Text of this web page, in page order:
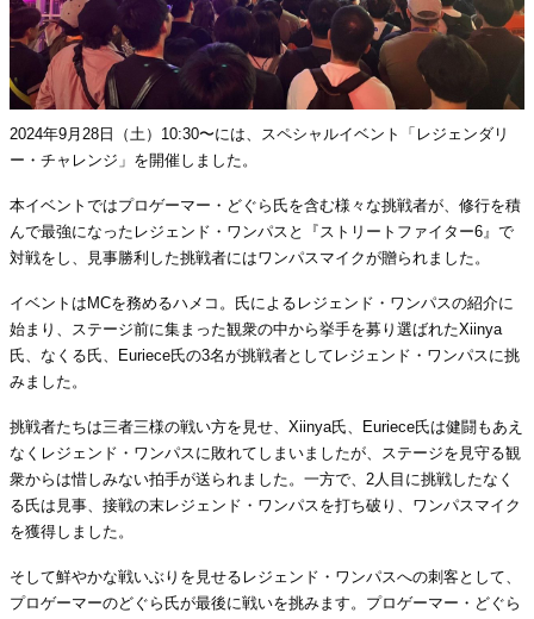
2024年9月28日（土）10:30〜には、スペシャルイベント「レジェンダリ
ー・チャレンジ」を開催しました。
本イベントではプロゲーマー・どぐら氏を含む様々な挑戦者が、修行を積
んで最強になったレジェンド・ワンパスと『ストリートファイター6』で
対戦をし、見事勝利した挑戦者にはワンパスマイクが贈られました。
イベントはMCを務めるハメコ。氏によるレジェンド・ワンパスの紹介に
始まり、ステージ前に集まった観衆の中から挙手を募り選ばれたXiinya
氏、なくる氏、Euriece氏の3名が挑戦者としてレジェンド・ワンパスに挑
みました。
挑戦者たちは三者三様の戦い方を見せ、Xiinya氏、Euriece氏は健闘もあえ
なくレジェンド・ワンパスに敗れてしまいましたが、ステージを見守る観
衆からは惜しみない拍手が送られました。一方で、2人目に挑戦したなく
る氏は見事、接戦の末レジェンド・ワンパスを打ち破り、ワンパスマイク
を獲得しました。
そして鮮やかな戦いぶりを見せるレジェンド・ワンパスへの刺客として、
プロゲーマーのどぐら氏が最後に戦いを挑みます。プロゲーマー・どぐら